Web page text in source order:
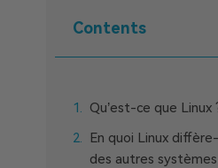
Contents
Qu’est-ce que Linux
En quoi Linux
des autres systèmes